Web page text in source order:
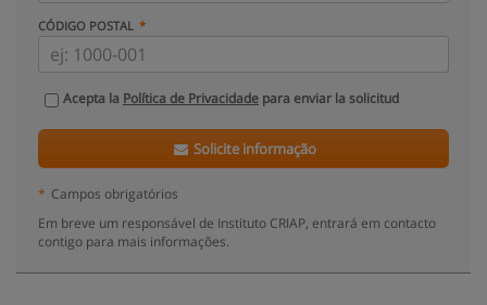
CÓDIGO POSTAL
Acepta la Política de Privacidade para enviar la solicitud
Solicite informação
* Campos obrigatórios
Em breve um responsável de Instituto CRIAP, entrará em contacto
contigo para mais informações.